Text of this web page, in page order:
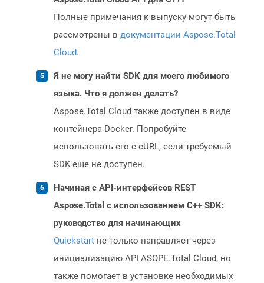
Полные примечания к выпуску могут быть
рассмотрены в документации Aspose.Total
Cloud.
Я не могу найти SDK для моего любимого
языка. Что я должен делать?
Aspose.Total Cloud также доступен в виде
контейнера Docker. Попробуйте
использовать его с cURL, если требуемый
SDK еще не доступен.
Начиная с API-интерфейсов REST
Aspose.Total с использованием C++ SDK:
руководство для начинающих
Quickstart не только направляет через
инициализацию API ASOPE.Total Cloud, но
также помогает в установке необходимых